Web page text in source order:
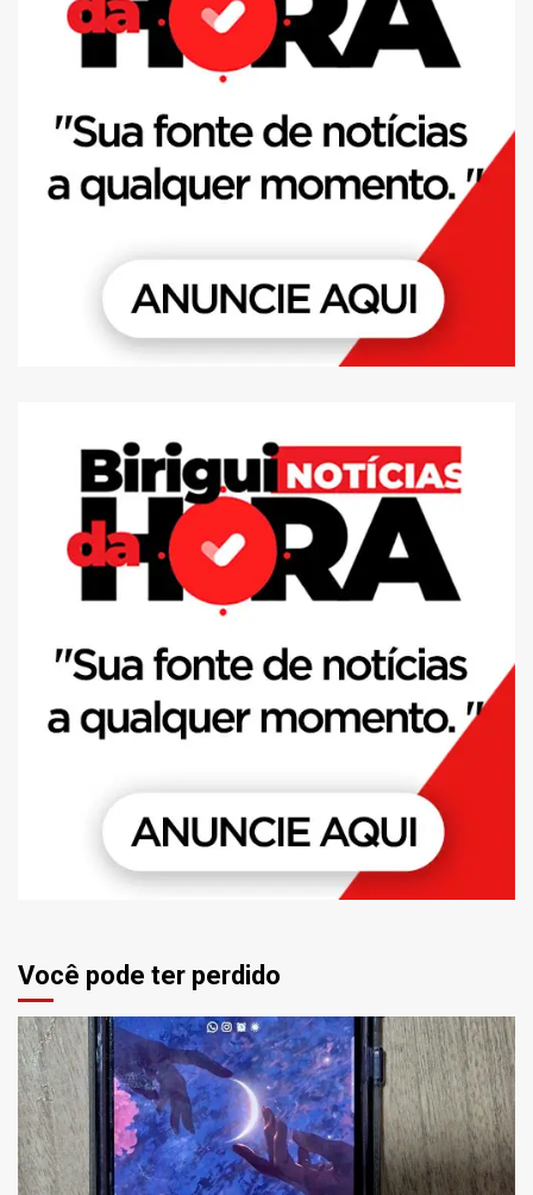
Você pode ter perdido